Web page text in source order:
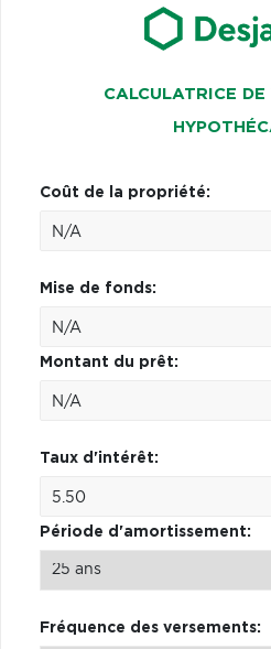
CALCULATRICE DE
Coût de la propriété:
Mise de fonds:
Montant du prêt:
Taux d'intérêt:
Période d'amortissement:
Fréquence des versements: